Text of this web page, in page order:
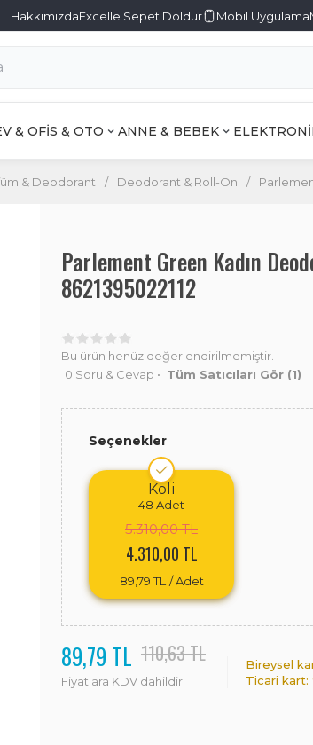
HakkımızdaExcelle Sepet Doldur Mobil Uygulama
& OFİS & OTO ANNE & BEBEK
& Deodorant / Deodorant & Roll-On /
Parlement Green Kadın
8621395022112
Bu ürün henüz değerlendirilmemiştir.
0 Soru & Cevap • Tüm Satıcıları Gör (1)
Seçenekler
Koli
48 Adet
5.310,00 TL
4.310,00 TL
89,79 TL / Adet
89,79 TL 110,63 TL
Fiyatlara KDV dahildir
Bireysel
Ticari